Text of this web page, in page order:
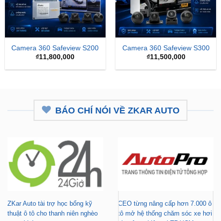
Camera 360 Safeview S200
₫11,800,000
Camera 360 Safeview S300
₫11,500,000
BÁO CHÍ NÓI VỀ ZKAR AUTO
ZKar Auto tài trợ học bổng kỹ
thuật ô tô cho thanh niên nghèo
CEO từng nâng cấp hơn 7.000 ô
tô mở hệ thống chăm sóc xe hơi